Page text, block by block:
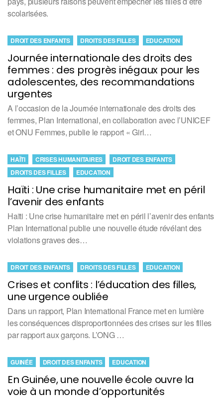
scolarisées.
Journée internationale des droits des
femmes : des progrès inégaux pour les
adolescentes, des recommandations
urgentes
DROIT DES ENFANTS DROITS DES FILLES EDUCATION
A l’occasion de la Journée internationale des droits des
femmes, Plan International, en collaboration avec l’UNICEF
et ONU Femmes, publie le rapport « Girl…
Haïti : Une crise humanitaire met en péril
l’avenir des enfants
HAÏTI CRISES HUMANITAIRES
DROIT DES ENFANTS
DROITS DES FILLES
EDUCATION
Haïti : Une crise humanitaire met en péril l’avenir des enfants
Plan International publie une nouvelle étude révélant des
violations graves des…
Crises et conflits : l’éducation des filles,
une urgence oubliée
DROIT DES ENFANTS DROITS DES FILLES EDUCATION
Dans un rapport, Plan International France met en lumière
les conséquences disproportionnées des crises sur les filles
par rapport aux garçons. L’ONG …
En Guinée, une nouvelle école ouvre la
voie à un monde d’opportunités
GUINÉE DROIT DES ENFANTS EDUCATION